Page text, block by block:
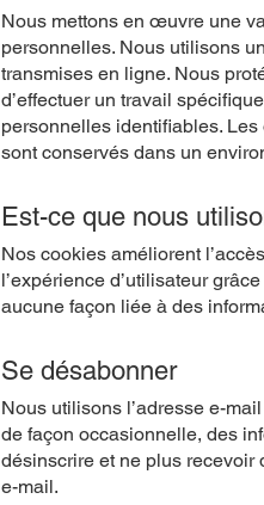
Nous mettons en œuvre une
personnelles. Nous utilisons
transmises en ligne. Nous
d’effectuer un travail
personnelles identifiables.
sont conservés dans un
Est-ce que nous
Nos cookies améliorent
l’expérience d’utilisateur
aucune façon liée à des
Se désabonner
Nous utilisons l’adresse e-
de façon occasionnelle, des
désinscrire et ne plus recevoir
e-mail.